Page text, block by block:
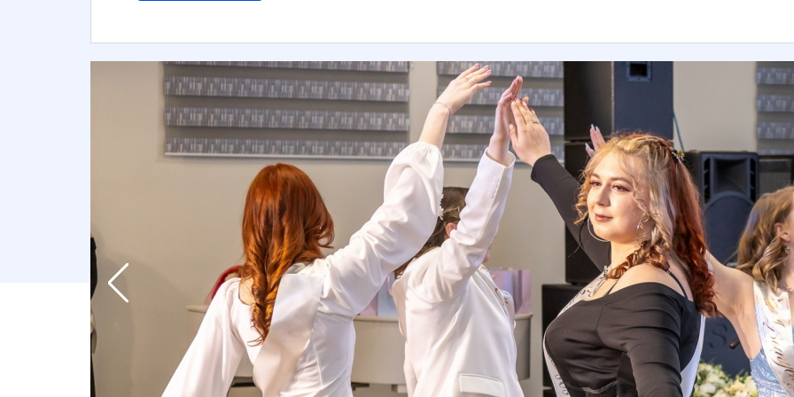
Previous